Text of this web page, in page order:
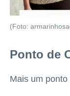
(Foto:
Ponto de
Mais um